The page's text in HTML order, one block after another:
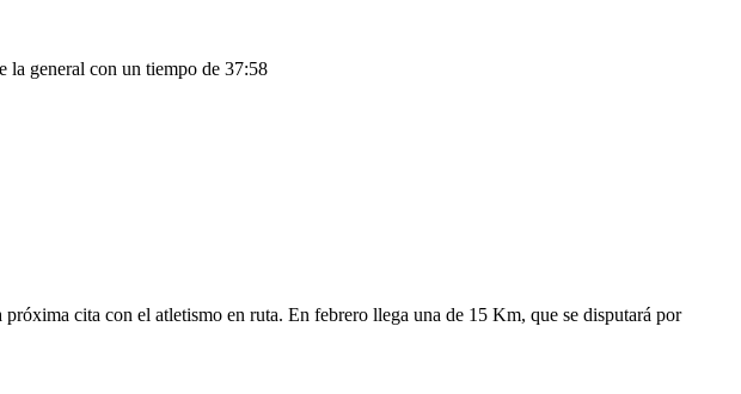
la general con un tiempo de 37:58
cita con el atletismo en ruta. En febrero llega una de 15 Km, que se disputará por